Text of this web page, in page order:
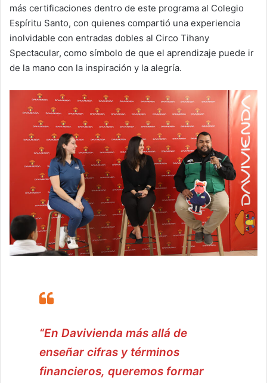
más certificaciones dentro de este programa al Colegio
Espíritu Santo, con quienes compartió una experiencia
inolvidable con entradas dobles al Circo Tihany
Spectacular, como símbolo de que el aprendizaje puede ir
de la mano con la inspiración y la alegría.
“En Davivienda más allá de
enseñar cifras y términos
financieros, queremos formar